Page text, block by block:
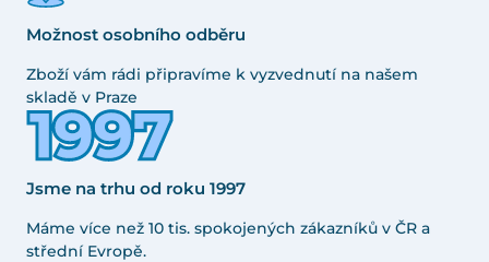
Možnost osobního odběru
Zboží vám rádi připravíme k vyzvednutí na našem
skladě v Praze
Jsme na trhu od roku 1997
Máme více než 10 tis. spokojených zákazníků v ČR a
střední Evropě.